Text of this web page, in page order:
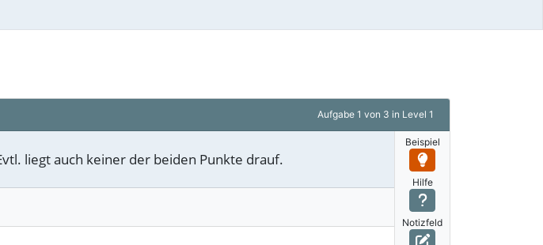
Aufgabe 1 von 3 in Level 1
liegt auch keiner der beiden Punkte drauf.
Beispiel
Hilfe
Notizfeld